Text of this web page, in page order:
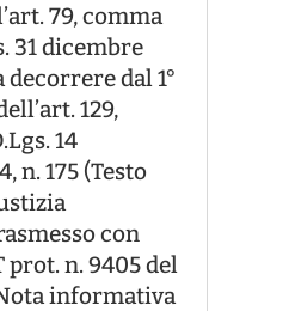
79, comma
31 dicembre
decorrere dal 1°
129,
14
n. 175 (Testo
con
prot. n. 9405 del
informativa